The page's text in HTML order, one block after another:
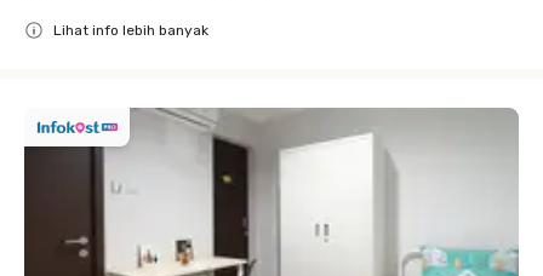
Lihat info lebih banyak